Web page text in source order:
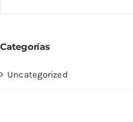
Categorías
Uncategorized